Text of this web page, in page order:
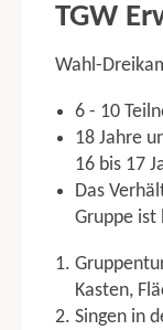
TGW
Wahl-
6 - 10
18 Jahre
16 bis 17
Das
Gruppe ist
Kasten,
Singen in
Qualifikation
Hinweise
Ausschluss
Allgemeiner
TGM Jugend
TGM Junioren
TGM